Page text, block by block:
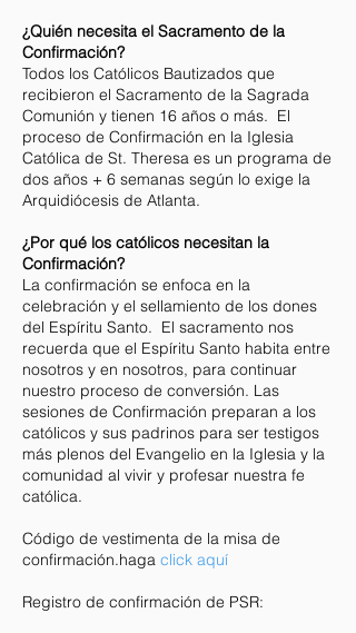
¿Quién necesita el Sacramento de la
Confirmación?
Todos los Católicos Bautizados que
recibieron el Sacramento de la Sagrada
Comunión y tienen 16 años o más. El
proceso de Confirmación en la Iglesia
Católica de St. Theresa es un programa de
dos años + 6 semanas según lo exige la
Arquidiócesis de Atlanta.
¿Por qué los católicos necesitan la
Confirmación?
La confirmación se enfoca en la
celebración y el sellamiento de los dones
del Espíritu Santo. El sacramento nos
recuerda que el Espíritu Santo habita entre
nosotros y en nosotros, para continuar
nuestro proceso de conversión. Las
sesiones de Confirmación preparan a los
católicos y sus padrinos para ser testigos
más plenos del Evangelio en la Iglesia y la
comunidad al vivir y profesar nuestra fe
católica.
Código de vestimenta de la misa de
confirmación.haga click aquí
Registro de confirmación de PSR: